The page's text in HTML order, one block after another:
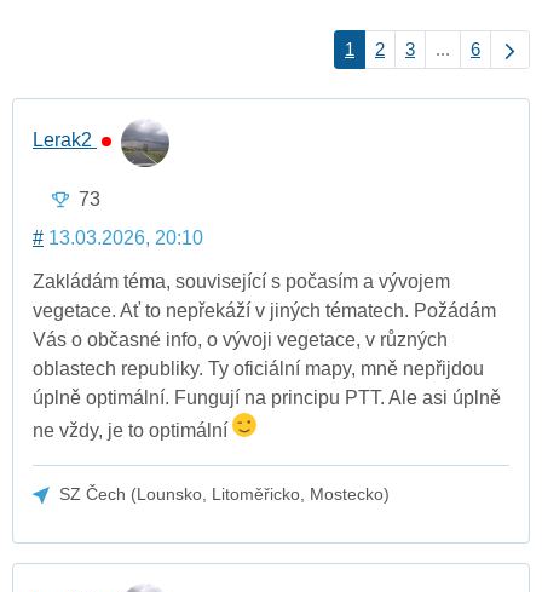
1 2 3 ... 6
Lerak2
73
# 13.03.2026, 20:10
Zakládám téma, související s počasím a vývojem
vegetace. Ať to nepřekáží v jiných tématech. Požádám
Vás o občasné info, o vývoji vegetace, v různých
oblastech republiky. Ty oficiální mapy, mně nepřijdou
úplně optimální. Fungují na principu PTT. Ale asi úplně
ne vždy, je to optimální
SZ Čech (Lounsko, Litoměřicko, Mostecko)